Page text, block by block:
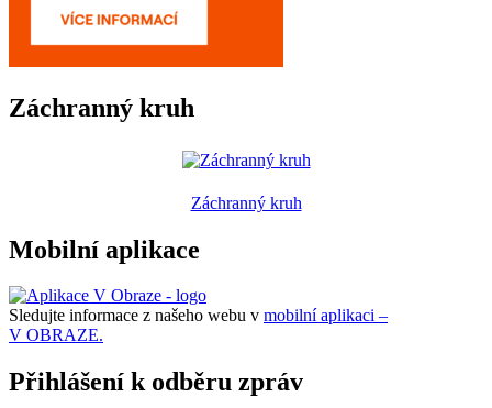
Záchranný kruh
Záchranný kruh
Mobilní aplikace
Sledujte informace z našeho webu v mobilní aplikaci –
V OBRAZE.
Přihlášení k odběru zpráv